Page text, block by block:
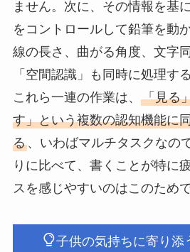
ません。次に、その情報を基
をコントロールして鉛筆を動
線の長さ、曲がる角度、文字
「空間認識」も同時に処理す
これら一連の作業は、 「見る
す」という複数の認知機能に
る、いわばマルチタスクなの
りに比べて、書くことが特に
スを感じやすいのはこのためで
子供の気持ちに寄り添